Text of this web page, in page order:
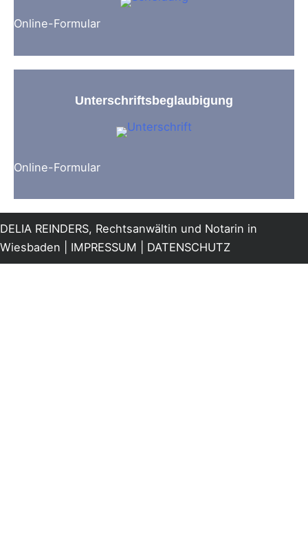
Online-Formular
Unterschriftsbeglaubigung
Online-Formular
DELIA REINDERS, Rechtsanwältin und Notarin in
Wiesbaden | IMPRESSUM DATENSCHUTZ